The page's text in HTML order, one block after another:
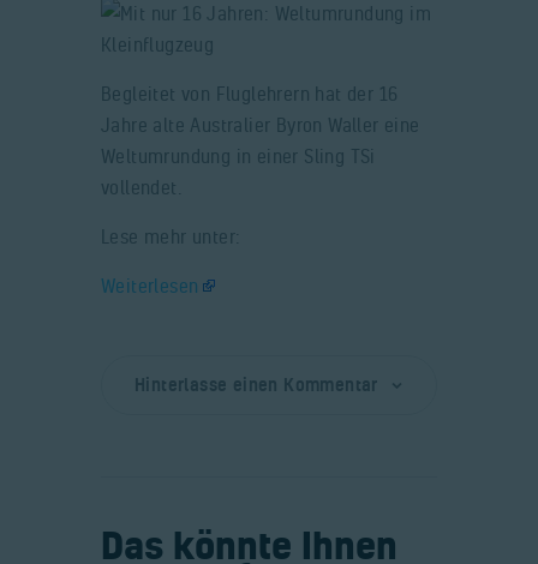
Begleitet von Fluglehrern hat der 16
Jahre alte Australier Byron Waller eine
Weltumrundung in einer Sling TSi
vollendet.
Lese mehr unter:
Weiterlesen
Hinterlasse einen Kommentar
Das könnte Ihnen